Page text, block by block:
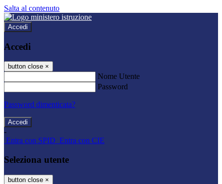
Salta al contenuto
Accedi
Accedi
button close ×
Nome Utente
Password
Password dimenticata?
-
Entra con SPID Entra con CIE
Seleziona utente
button close ×